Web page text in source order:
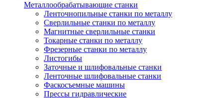
Металлообрабатывающие станки
Ленточнопильные станки по металлу
Сверлильные станки по металлу
Магнитные сверлильные станки
Токарные станки по металлу
Фрезерные станки по металлу
Листогибы
Заточные и шлифовальные станки
Ленточные шлифовальные станки
Фаскосъемные машины
Прессы гидравлические